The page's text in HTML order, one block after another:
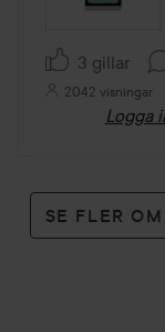
3 gillar
2042 visningar
Logga
SE FLER